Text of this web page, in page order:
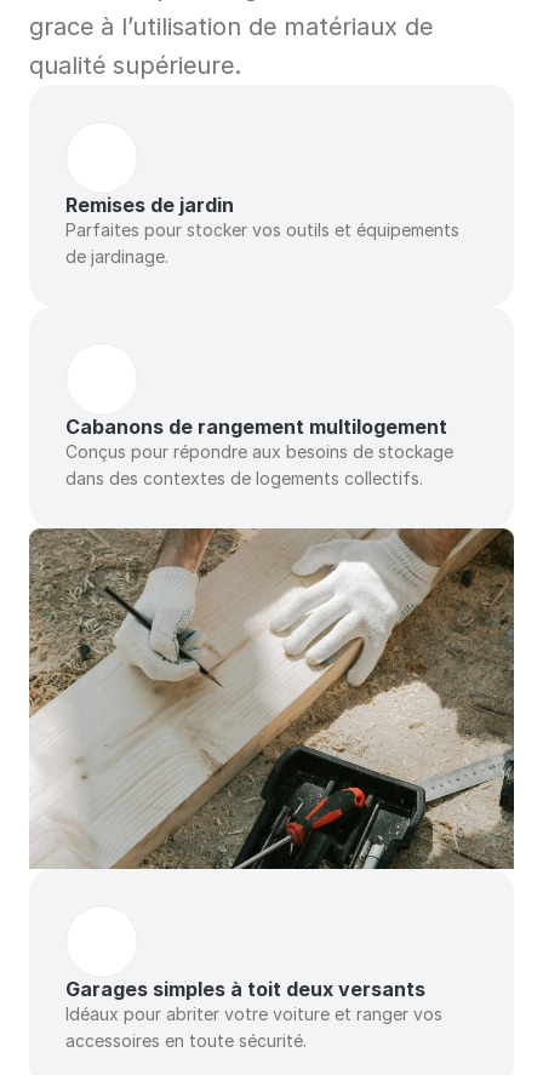
grace à l’utilisation de matériaux de
qualité supérieure.
Remises de jardin
Parfaites pour stocker vos outils et équipements
de jardinage.
Cabanons de rangement multilogement
Conçus pour répondre aux besoins de stockage
dans des contextes de logements collectifs.
Garages simples à toit deux versants
Idéaux pour abriter votre voiture et ranger vos
accessoires en toute sécurité.